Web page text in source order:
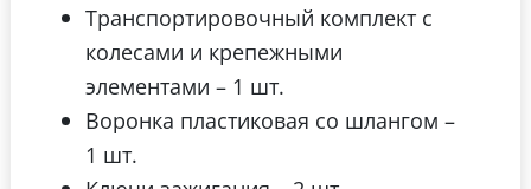
Транспортировочный комплект с
колесами и крепежными
элементами – 1 шт.
Воронка пластиковая со шлангом –
1 шт.